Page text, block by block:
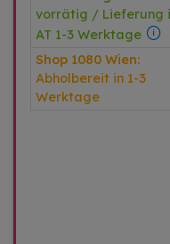
vorrätig / Lieferung
AT 1-3 Werktage
Shop 1080 Wien:
Abholbereit in 1-3
Werktage